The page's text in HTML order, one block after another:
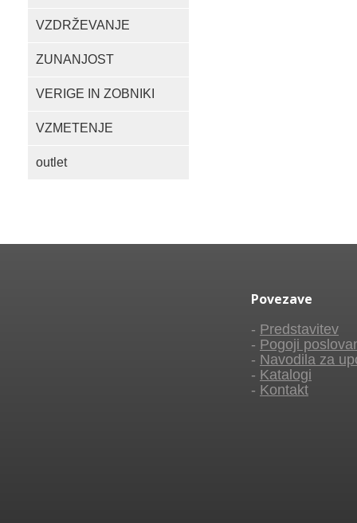
VZDRŽEVANJE
ZUNANJOST
VERIGE IN ZOBNIKI
VZMETENJE
outlet
Povezave
- Predstavitev
- Pogoji
- Navodila za
- Katalogi
- Kontakt